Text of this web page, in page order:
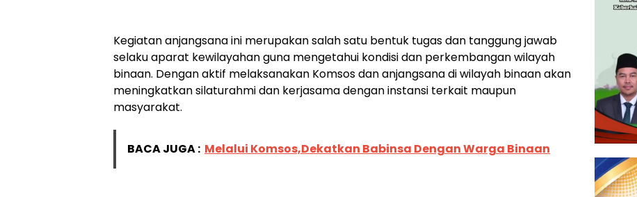
Kegiatan anjangsana ini merupakan salah satu bentuk tugas dan tanggung jawab
selaku aparat kewilayahan guna mengetahui kondisi dan perkembangan wilayah
binaan. Dengan aktif melaksanakan Komsos dan anjangsana di wilayah binaan akan
meningkatkan silaturahmi dan kerjasama dengan instansi terkait maupun
masyarakat.
BACA JUGA : Melalui Komsos,Dekatkan Babinsa Dengan Warga Binaan